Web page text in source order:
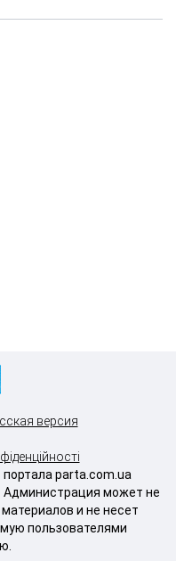
версия
parta.com.ua
Администрация может не
и не несет
пользователями